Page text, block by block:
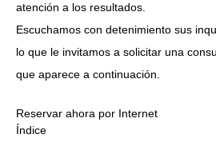
atención a los resultados.
Escuchamos con detenimiento sus
lo que le invitamos a solicitar una
que aparece a continuación.
Reservar ahora por Internet
Índice